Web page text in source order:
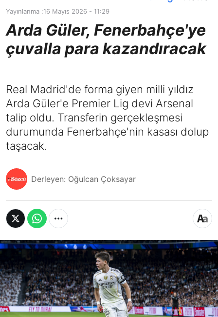
Yayınlanma :16 Mayıs 2026 - 11:29
Arda Güler, Fenerbahçe'ye
çuvalla para kazandıracak
Real Madrid'de forma giyen milli yıldız
Arda Güler'e Premier Lig devi Arsenal
talip oldu. Transferin gerçekleşmesi
durumunda Fenerbahçe'nin kasası dolup
taşacak.
Derleyen: Oğulcan Çoksayar